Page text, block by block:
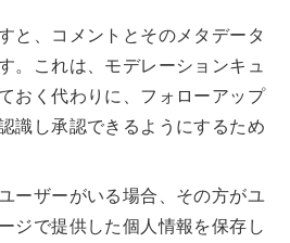
と、コメントとそのメタデータ
。これは、モデレーションキュ
おく代わりに、フォローアップ
識し承認できるようにするため
ーザーがいる場合、その方がユ
ジで提供した個人情報を保存し